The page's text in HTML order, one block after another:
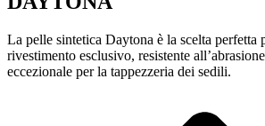
La pelle sintetica Daytona è la scelta perfetta
rivestimento esclusivo, resistente
eccezionale per la tappezzeria dei sedili.